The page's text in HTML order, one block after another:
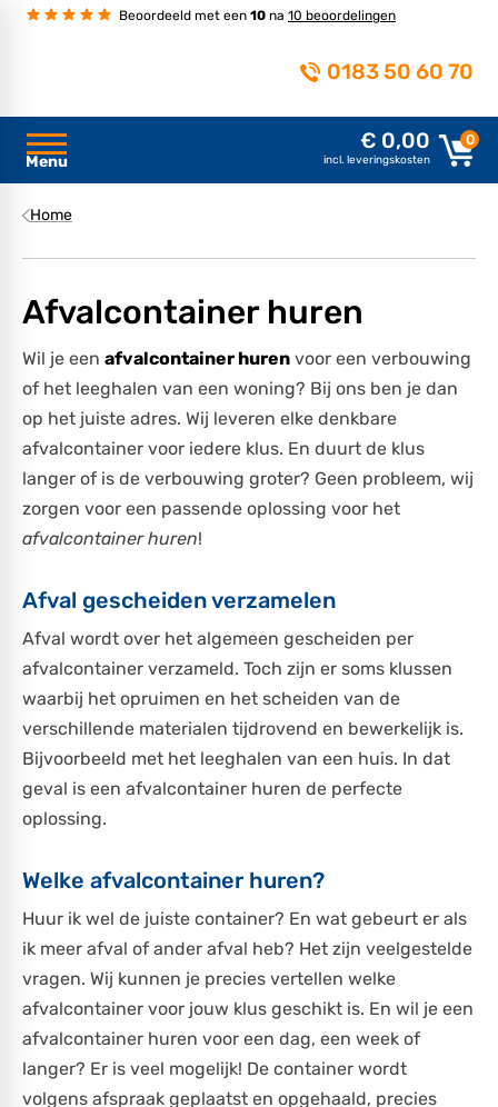
Beoordeeld met een 10 na 10 beoordelingen
0183 50 60 70
Menu
€ 0,00
incl. leveringskosten
0
Home
Afvalcontainer huren
Wil je een afvalcontainer huren voor een verbouwing
of het leeghalen van een woning? Bij ons ben je dan
op het juiste adres. Wij leveren elke denkbare
afvalcontainer voor iedere klus. En duurt de klus
langer of is de verbouwing groter? Geen probleem, wij
zorgen voor een passende oplossing voor het
afvalcontainer huren!
Afval gescheiden verzamelen
Afval wordt over het algemeen gescheiden per
afvalcontainer verzameld. Toch zijn er soms klussen
waarbij het opruimen en het scheiden van de
verschillende materialen tijdrovend en bewerkelijk is.
Bijvoorbeeld met het leeghalen van een huis. In dat
geval is een afvalcontainer huren de perfecte
oplossing.
Welke afvalcontainer huren?
Huur ik wel de juiste container? En wat gebeurt er als
ik meer afval of ander afval heb? Het zijn veelgestelde
vragen. Wij kunnen je precies vertellen welke
afvalcontainer voor jouw klus geschikt is. En wil je een
afvalcontainer huren voor een dag, een week of
langer? Er is veel mogelijk! De container wordt
volgens afspraak geplaatst en opgehaald, precies